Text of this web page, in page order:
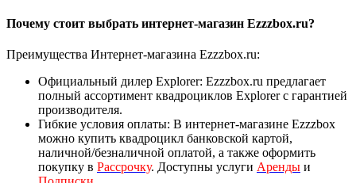
Почему стоит выбрать интернет-магазин Ezzzbox.ru?
Преимущества Интернет-магазина Ezzzbox.ru:
Официальный дилер Explorer: Ezzzbox.ru предлагает
полный ассортимент квадроциклов Explorer с гарантией
производителя.
Гибкие условия оплаты: В интернет-магазине Ezzzbox
можно купить квадроцикл банковской картой,
наличной/безналичной оплатой, а также оформить
покупку в Рассрочку. Доступны услуги Аренды и